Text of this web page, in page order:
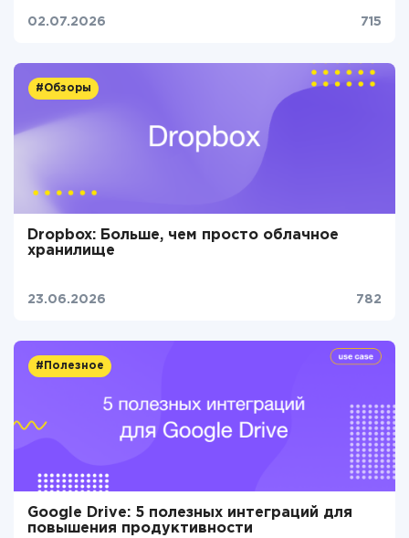
02.07.2026 715
#Обзоры
Dropbox: Больше, чем просто облачное
хранилище
23.06.2026 782
#Полезное
Google Drive: 5 полезных интеграций для
повышения продуктивности